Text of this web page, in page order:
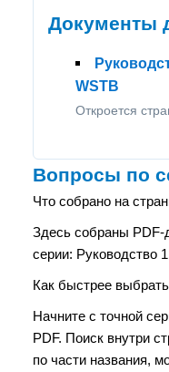
Документы
WSTB
Откроется
Вопросы по
Что собрано на
Здесь собраны PDF-
серии: Руководство
Как быстрее
Начните с точной
PDF. Поиск внутри
по части названия,